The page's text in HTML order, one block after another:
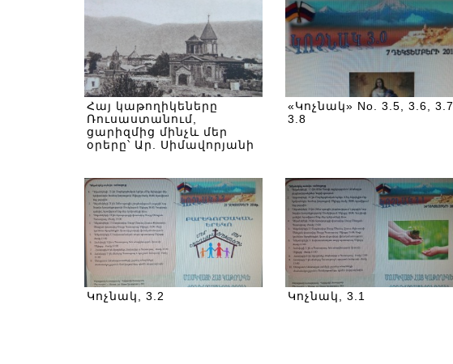
Հայ կաթողիկեները
Ռուսաստանում,
ցարիզմից մինչև մեր
օրերը՝ Ար. Սիմավորյանի
«Կոչնակ» No. 3.5, 3.6, 3.7,
3.8
Կոչնակ, 3.2 Կոչնակ, 3.1